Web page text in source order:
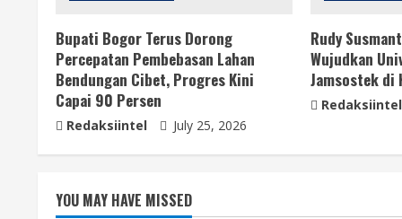
Bupati Bogor Terus Dorong
Percepatan Pembebasan Lahan
Bendungan Cibet, Progres Kini
Capai 90 Persen
Redaksiintel July 25, 2026
Rudy
Wujudkan
Jamsostek di
Redaksiintel
YOU MAY HAVE MISSED